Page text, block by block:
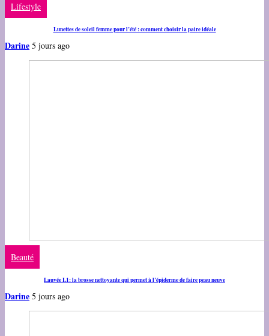
Lifestyle
Lunettes de soleil femme pour l’été : comment choisir la paire idéale
Darine 5 jours ago
Beauté
Lauvée L1: la brosse nettoyante qui permet à l’épiderme de faire peau neuve
Darine 5 jours ago